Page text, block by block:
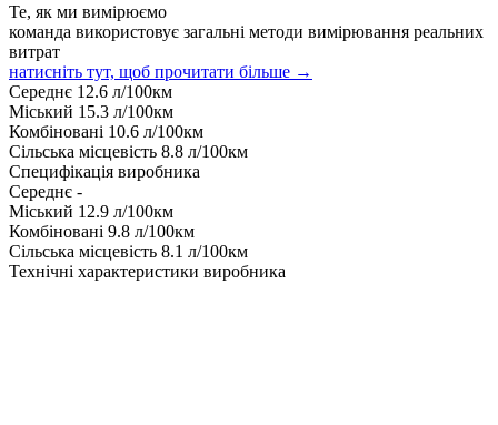
Те, як ми вимірюємо
команда використовує загальні методи вимірювання реальних
витрат
натисніть тут, щоб прочитати більше →
Середнє 12.6 л/100км
Міський 15.3 л/100км
Комбіновані 10.6 л/100км
Сільська місцевість 8.8 л/100км
Специфікація виробника
Середнє -
Міський 12.9 л/100км
Комбіновані 9.8 л/100км
Сільська місцевість 8.1 л/100км
Технічні характеристики виробника